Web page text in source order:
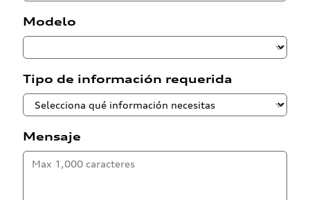
Modelo
Tipo de información requerida
Mensaje